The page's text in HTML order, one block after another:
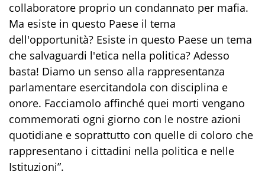
collaboratore proprio un condannato per mafia.
Ma esiste in questo Paese il tema
dell'opportunità? Esiste in questo Paese un tema
che salvaguardi l'etica nella politica? Adesso
basta! Diamo un senso alla rappresentanza
parlamentare esercitandola con disciplina e
onore. Facciamolo affinché quei morti vengano
commemorati ogni giorno con le nostre azioni
quotidiane e soprattutto con quelle di coloro che
rappresentano i cittadini nella politica e nelle
Istituzioni”.